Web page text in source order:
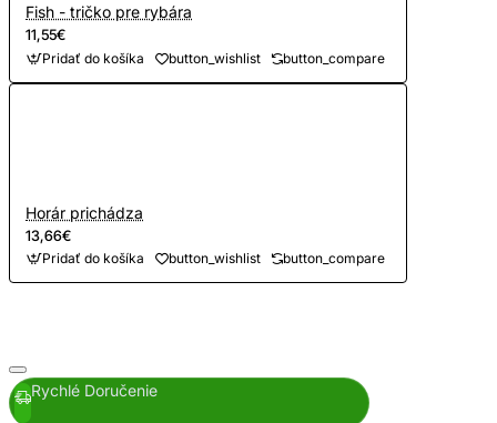
Fish - tričko pre rybára
11,55€
Pridať do košíka button_wishlist button_compare
Horár prichádza
13,66€
Pridať do košíka button_wishlist button_compare
Rychlé Doručenie